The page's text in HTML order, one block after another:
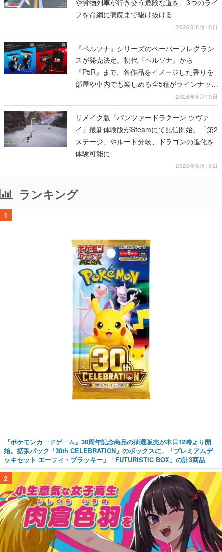
や貨物列車が行き交う危険な道を、3つのライ
フを命綱に病院まで駆け抜ける
2026年8月10日
『ペルソナ』シリーズのペーパーフレグラン
スが発売決定。初代『ペルソナ』から
『P5R』まで、各作品をイメージした香りを
部屋や車内でも楽しめる全5種がラインナッ
プ、予約受付は8月17日12時より開始2026年8月10日
リメイク版『パンツァードラグーン ツヴァ
イ』最新体験版がSteamにて配信開始。「第2
ステージ」やルート分岐、ドラゴンの進化を
体験可能に
2026年8月10日
ランキング
1
『ポケモンカードゲーム』30周年記念商品の抽選販売が本日12時より開
始。拡張パック「30th CELEBRATION」のボックスに、「プレミアムデ
ッキセット エーフィ・ブラッキー」「FUTURISTIC BOX」の計3商品
2